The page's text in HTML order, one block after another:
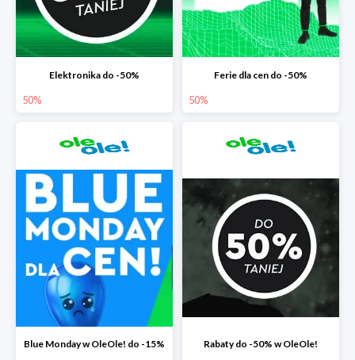
Elektronika do -50%
50%
Ferie dla cen do -50%
50%
Blue Monday w OleOle! do -15% Rabaty do -50% w OleOle!